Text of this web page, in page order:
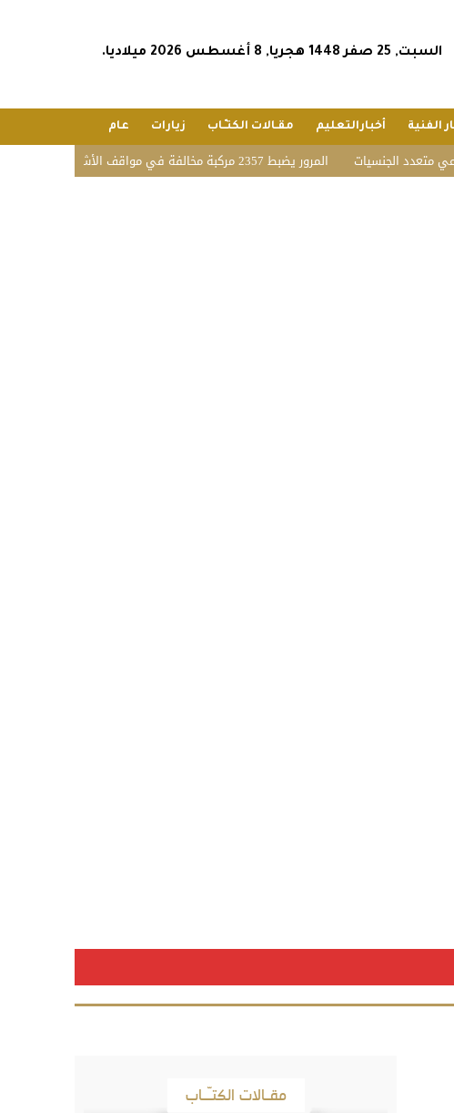
السبت, 25 صفر 1448 هجريا, 8 أغسطس 2026 ميلاديا.
الفنية أخبارالتعليم مقـالات الكتـّـاب زيارات عام
المرور يضبط 2357 مركبة مخالفة في مواقف الأشخاص ذوي الإعاقة بمختلف مناطق المملكة
مقـالات الكتـّـاب